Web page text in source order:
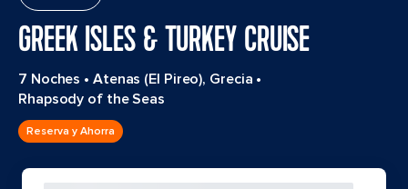
GREEK ISLES & TURKEY CRUISE
7 Noches • Atenas (El Pireo), Grecia •
Rhapsody of the Seas
Reserva y Ahorra